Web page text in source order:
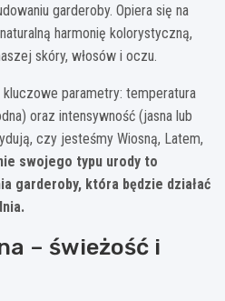
garderoby. Opiera się na
harmonię kolorystyczną,
skóry, włosów i oczu.
parametry: temperatura
oraz intensywność (jasna lub
czy jesteśmy Wiosną, Latem,
swojego typu urody to
garderoby, która będzie działać
– świeżość i